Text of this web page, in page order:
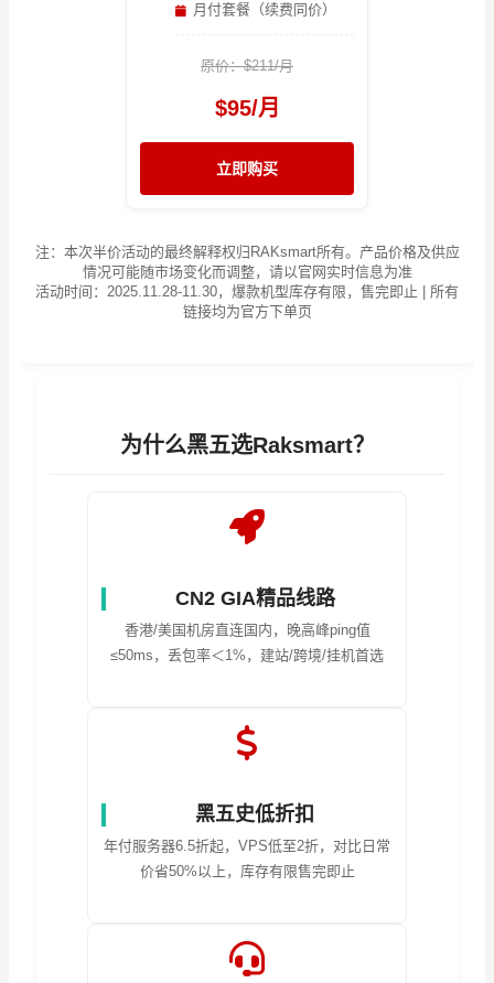
月付套餐（续费同价）
原价：$211/月
$95/月
立即购买
注：本次半价活动的最终解释权归RAKsmart所有。产品价格及供应
情况可能随市场变化而调整，请以官网实时信息为准
活动时间：2025.11.28-11.30，爆款机型库存有限，售完即止 | 所有
链接均为官方下单页
为什么黑五选Raksmart？
CN2 GIA精品线路
香港/美国机房直连国内，晚高峰ping值
≤50ms，丢包率＜1%，建站/跨境/挂机首选
黑五史低折扣
年付服务器6.5折起，VPS低至2折，对比日常
价省50%以上，库存有限售完即止